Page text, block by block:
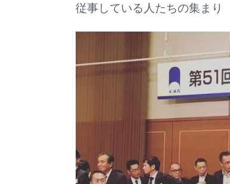
従事している 人たちの集まり